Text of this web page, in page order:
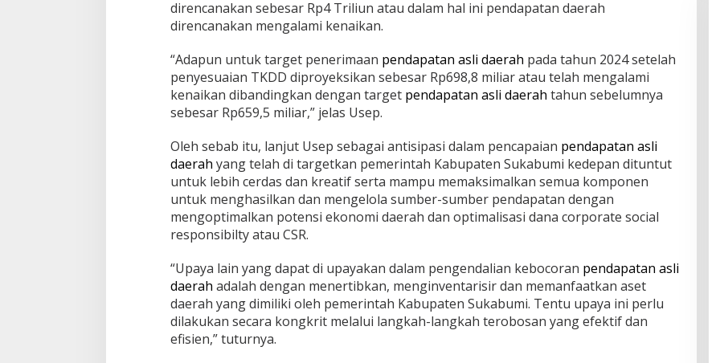
e
n
p
a
t
a
,
E
f
e
k
P
A
D
2
4
N
a
i
direncanakan sebesar Rp4 Triliun atau dalam hal ini pendapatan daerah
direncanakan mengalami kenaikan.
“Adapun untuk target penerimaan pendapatan asli daerah pada tahun 2024 setelah
penyesuaian TKDD diproyeksikan sebesar Rp698,8 miliar atau telah mengalami
kenaikan dibandingkan dengan target pendapatan asli daerah tahun sebelumnya
sebesar Rp659,5 miliar,” jelas Usep.
Oleh sebab itu, lanjut Usep sebagai antisipasi dalam pencapaian pendapatan asli
daerah yang telah di targetkan pemerintah Kabupaten Sukabumi kedepan dituntut
untuk lebih cerdas dan kreatif serta mampu memaksimalkan semua komponen
untuk menghasilkan dan mengelola sumber-sumber pendapatan dengan
mengoptimalkan potensi ekonomi daerah dan optimalisasi dana corporate social
responsibilty atau CSR.
“Upaya lain yang dapat di upayakan dalam pengendalian kebocoran pendapatan asli
daerah adalah dengan menertibkan, menginventarisir dan memanfaatkan aset
daerah yang dimiliki oleh pemerintah Kabupaten Sukabumi. Tentu upaya ini perlu
dilakukan secara kongkrit melalui langkah-langkah terobosan yang efektif dan
efisien,” tuturnya.